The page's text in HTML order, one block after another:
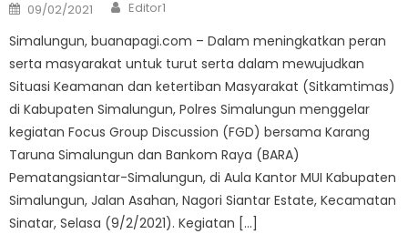
Posted
on
09/02/2021 Author
Editor1
Simalungun, buanapagi.com – Dalam meningkatkan peran
serta masyarakat untuk turut serta dalam mewujudkan
Situasi Keamanan dan ketertiban Masyarakat (Sitkamtimas)
di Kabupaten Simalungun, Polres Simalungun menggelar
kegiatan Focus Group Discussion (FGD) bersama Karang
Taruna Simalungun dan Bankom Raya (BARA)
Pematangsiantar-Simalungun, di Aula Kantor MUI Kabupaten
Simalungun, Jalan Asahan, Nagori Siantar Estate, Kecamatan
Sinatar, Selasa (9/2/2021). Kegiatan […]